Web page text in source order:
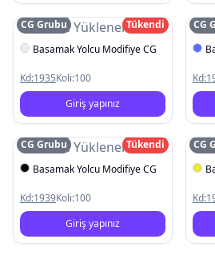
Resim Yüklenemedi
CG Grubu
Tükendi
Basamak Yolcu Modifiye CG
Kd:1935Koli:100
Giriş yapınız
CG
Kd:
Resim Yüklenemedi
CG Grubu
Tükendi
Basamak Yolcu Modifiye CG
Kd:1939Koli:100
Giriş yapınız
CG
Kd: